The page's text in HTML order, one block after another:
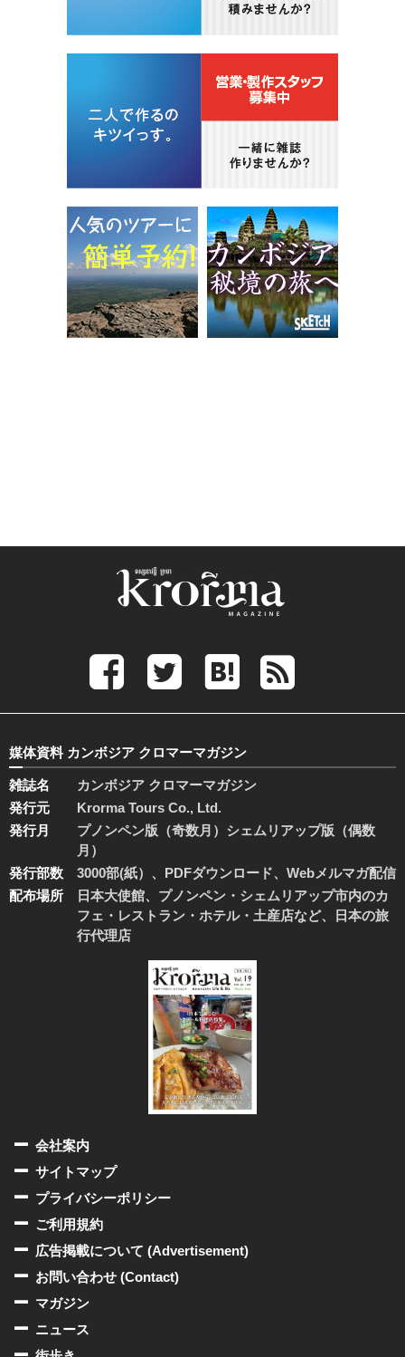
媒体資料 カンボジア クロマーマガジン
雑誌名
カンボジア クロマーマガジン
発行元
Krorma Tours Co., Ltd.
発行月
プノンペン版（奇数月）シェムリアップ版（偶数
月）
発行部数
3000部(紙）、PDFダウンロード、Webメルマガ配信
配布場所
日本大使館、プノンペン・シェムリアップ市内のカ
フェ・レストラン・ホテル・土産店など、日本の旅
行代理店
会社案内
サイトマップ
プライバシーポリシー
ご利用規約
広告掲載について (Advertisement)
お問い合わせ (Contact)
マガジン
ニュース